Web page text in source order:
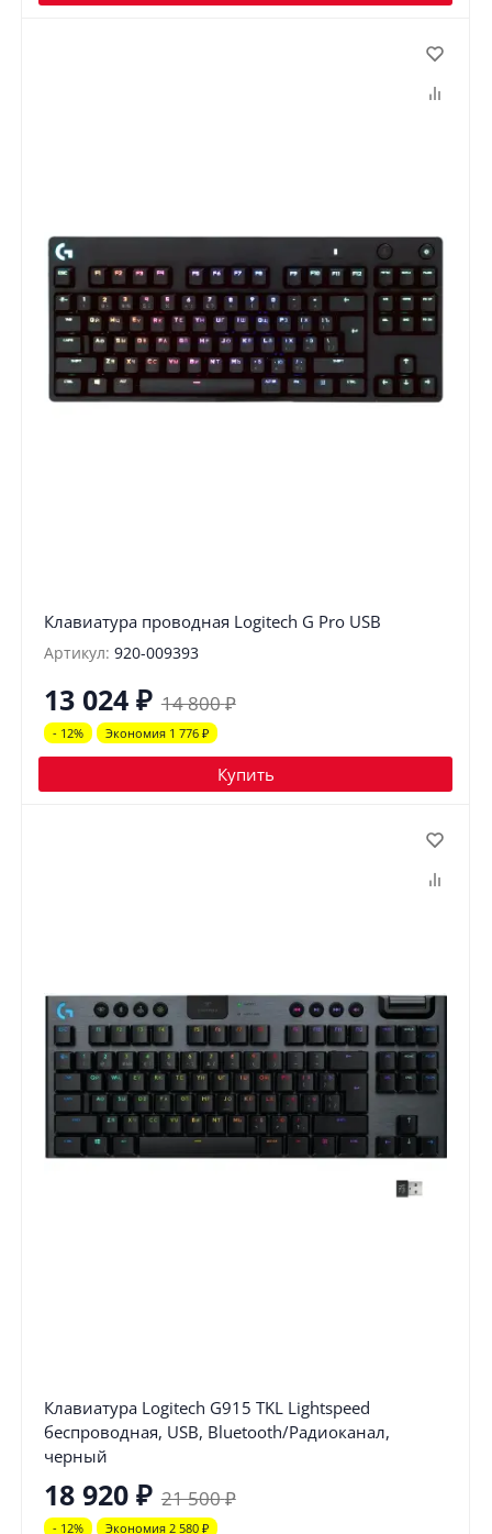
Клавиатура проводная Logitech G Pro USB
Артикул: 920-009393
13 024 ₽ 14 800₽
- 12% Экономия 1 776 ₽
Купить
Клавиатура Logitech G915 TKL Lightspeed
беспроводная, USB, Bluetooth/Радиоканал,
черный
18 920 ₽ 21 500₽
- 12% Экономия 2 580 ₽